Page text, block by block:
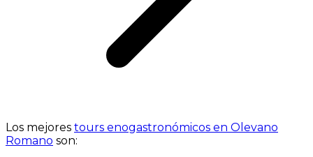
Los mejores tours enogastronómicos en Olevano
Romano son: